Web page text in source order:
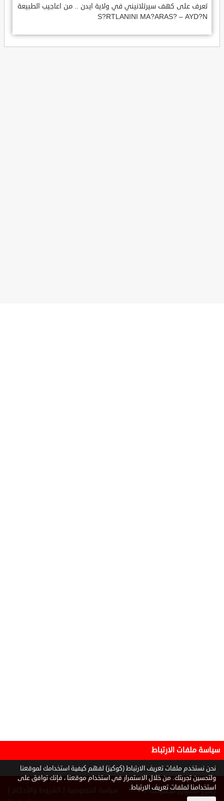
تعرف على كهف سيرتلانيني في ولاية ايدن .. من اعاجيب الطبيعة
S?RTLANINI MA?ARAS? – AYD?N
جميع الحقوق محفوظة ©
سياسة الخصوصية الشروط والأحكام
سياسة ملفات الارتباط
نحن نستخدم ملفات تعريف الارتباط (كوكيز) لفهم كيفية استخدامك لموقعنا
ولتحسين تجربتك. من خلال الاستمرار في استخدام موقعنا ، فإنك توافق على
استخدامنا لملفات تعريف الارتباط.